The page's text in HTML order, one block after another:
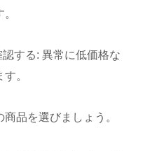
する: 異常に低価格な
。
品を選びましょう。